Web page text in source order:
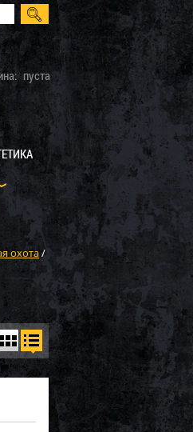
пуста
охота/